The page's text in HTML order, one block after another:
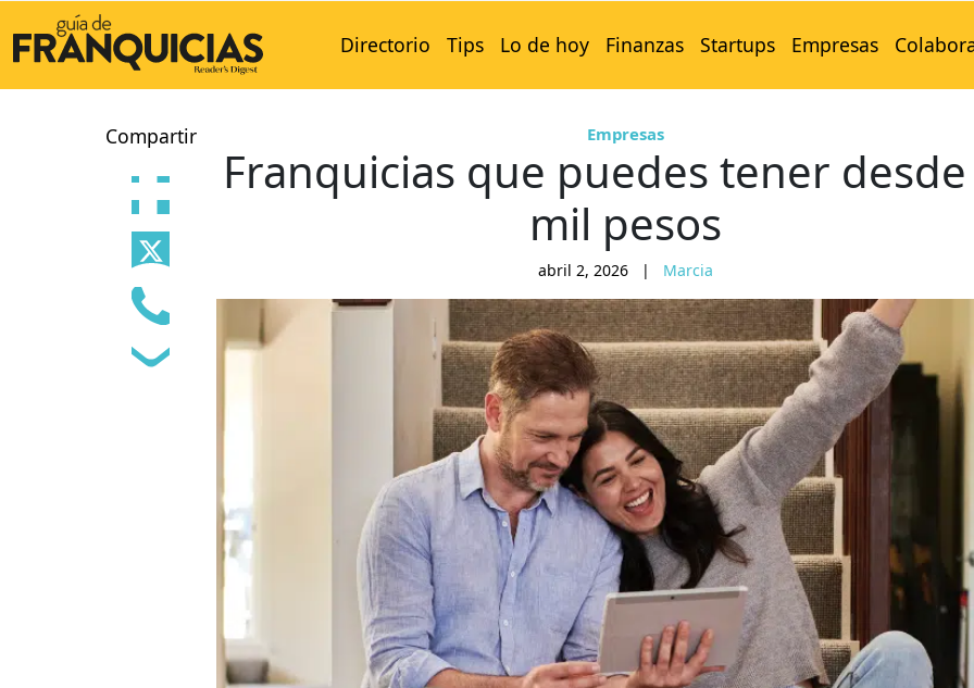
Directorio Tips Lo de hoy Finanzas Startups Empresas
Compartir Empresas
Franquicias que puedes tener
mil pesos
abril 2, 2026 | Marcia